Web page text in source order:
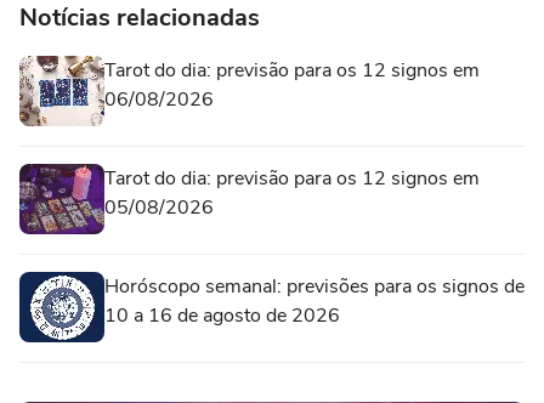
Notícias relacionadas
Tarot do dia: previsão para os 12 signos em
06/08/2026
Tarot do dia: previsão para os 12 signos em
05/08/2026
Horóscopo semanal: previsões para os signos de
10 a 16 de agosto de 2026